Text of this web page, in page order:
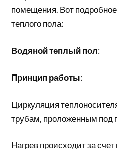
помещения. Вот
теплого пола:
Водяной теплый пол:
Принцип работы:
Циркуляция
трубам, проложенным под
Нагрев происходит за счет